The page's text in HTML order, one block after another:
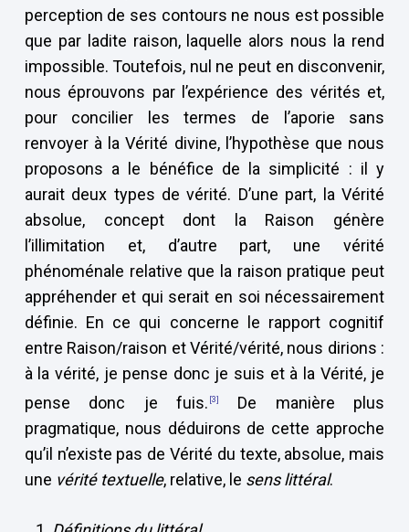
perception de ses contours ne nous est possible
que par ladite raison, laquelle alors nous la rend
impossible. Toutefois, nul ne peut en disconvenir,
nous éprouvons par l’expérience des vérités et,
pour concilier les termes de l’aporie sans
renvoyer à la Vérité divine, l’hypothèse que nous
proposons a le bénéfice de la simplicité : il y
aurait deux types de vérité. D’une part, la Vérité
absolue, concept dont la Raison génère
l’illimitation et, d’autre part, une vérité
phénoménale relative que la raison pratique peut
appréhender et qui serait en soi nécessairement
définie. En ce qui concerne le rapport cognitif
entre Raison/raison et Vérité/vérité, nous dirions :
à la vérité, je pense donc je suis et à la Vérité, je
pense donc je fuis. [3]
De manière plus
pragmatique, nous déduirons de cette approche
qu’il n’existe pas de Vérité du texte, absolue, mais
une vérité textuelle, relative, le sens littéral.